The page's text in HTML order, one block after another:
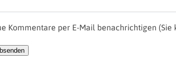
Kommentare per E-Mail benachrichtigen